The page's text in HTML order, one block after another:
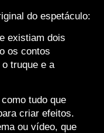
do espetáculo:
existiam dois
os contos
truque e a
tudo que
criar efeitos.
ou vídeo, que